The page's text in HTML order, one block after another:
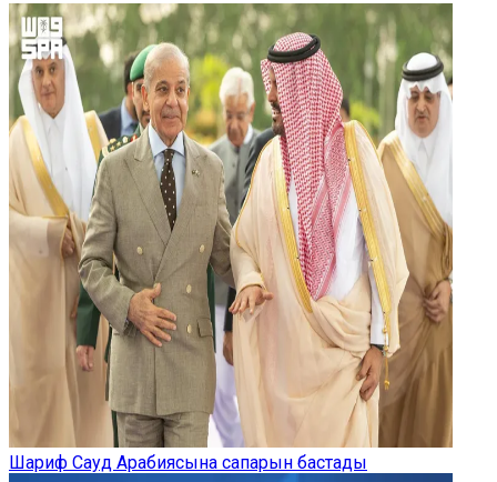
Шариф Сауд Арабиясына сапарын бастады